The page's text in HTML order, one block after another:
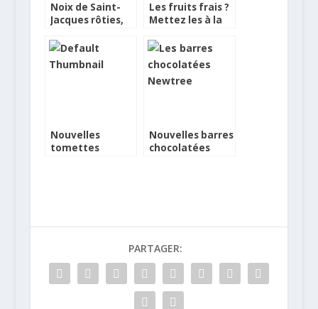
Noix de Saint-
Jacques rôties,
de betteraves et
sauce à l’orange
Les fruits frais ?
Mettez les à la
Nouvelles
tomettes
Nouvelles barres
chocolatées
PARTAGER: